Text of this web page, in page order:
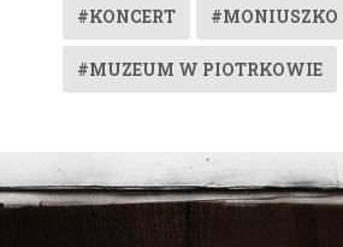
#KONCERT #MONIUSZKO
#MUZEUM W PIOTRKOWIE